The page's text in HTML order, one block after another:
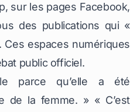
sur les pages Facebook,
des publications qui «
espaces numériques
public officiel.
parce qu’elle a été
de la femme. » « C’est